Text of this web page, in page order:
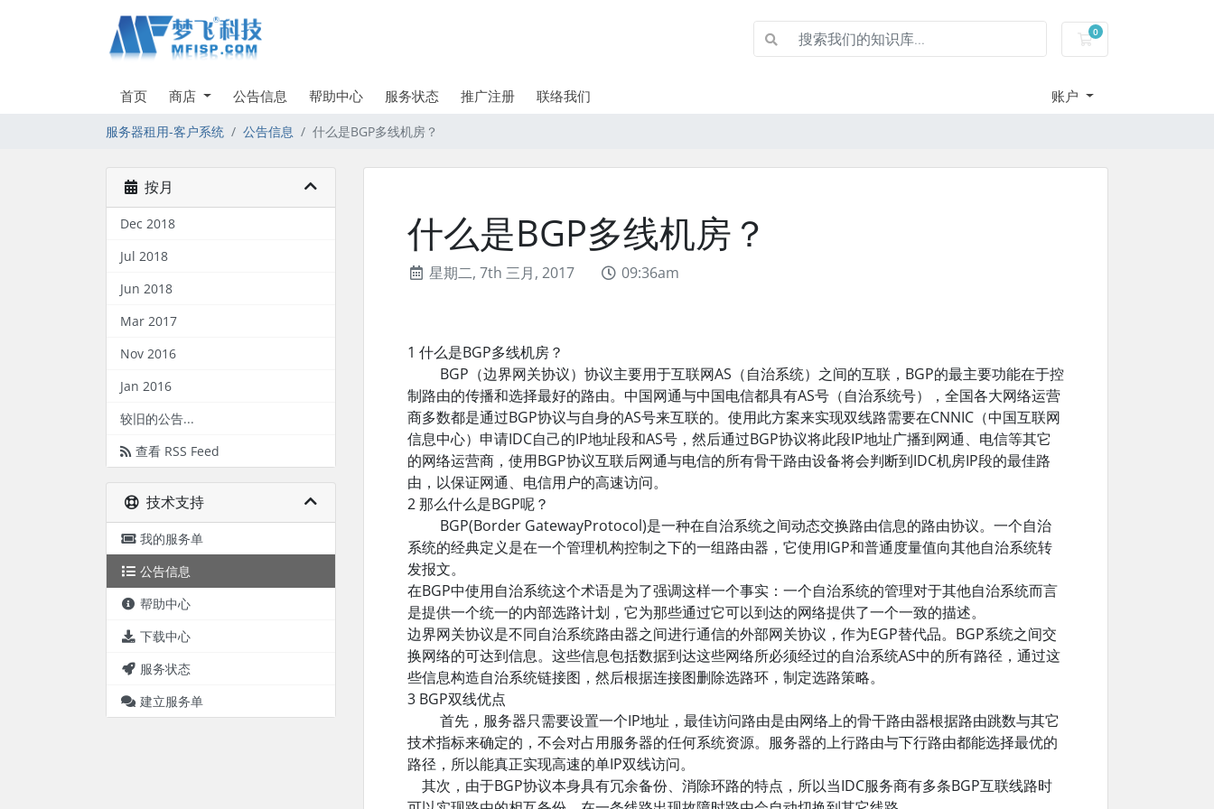
0
服务器租用-购物车
首页 商店 公告信息 帮助中心 服务状态 推广注册 联络我们 账户
服务器租用-客户系统 公告信息 什么是BGP多线机房？
按月
Dec 2018
Jul 2018
Jun 2018
Mar 2017
Nov 2016
Jan 2016
较旧的公告...
查看 RSS Feed
技术支持
我的服务单
公告信息
帮助中心
下载中心
服务状态
建立服务单
什么是BGP多线机房？
星期二, 7th 三月, 2017 09:36am
1 什么是BGP多线机房？
BGP（边界网关协议）协议主要用于互联网AS（自治系统）之间的互联，BGP的最主要功能在于控
制路由的传播和选择最好的路由。中国网通与中国电信都具有AS号（自治系统号），全国各大网络运营
商多数都是通过BGP协议与自身的AS号来互联的。使用此方案来实现双线路需要在CNNIC（中国互联网
信息中心）申请IDC自己的IP地址段和AS号，然后通过BGP协议将此段IP地址广播到网通、电信等其它
的网络运营商，使用BGP协议互联后网通与电信的所有骨干路由设备将会判断到IDC机房IP段的最佳路
由，以保证网通、电信用户的高速访问。
2 那么什么是BGP呢？
BGP(Border GatewayProtocol)是一种在自治系统之间动态交换路由信息的路由协议。一个自治
系统的经典定义是在一个管理机构控制之下的一组路由器，它使用IGP和普通度量值向其他自治系统转
发报文。
在BGP中使用自治系统这个术语是为了强调这样一个事实：一个自治系统的管理对于其他自治系统而言
是提供一个统一的内部选路计划，它为那些通过它可以到达的网络提供了一个一致的描述。
边界网关协议是不同自治系统路由器之间进行通信的外部网关协议，作为EGP替代品。BGP系统之间交
换网络的可达到信息。这些信息包括数据到达这些网络所必须经过的自治系统AS中的所有路径，通过这
些信息构造自治系统链接图，然后根据连接图删除选路环，制定选路策略。
3 BGP双线优点
首先，服务器只需要设置一个IP地址，最佳访问路由是由网络上的骨干路由器根据路由跳数与其它
技术指标来确定的，不会对占用服务器的任何系统资源。服务器的上行路由与下行路由都能选择最优的
路径，所以能真正实现高速的单IP双线访问。
其次，由于BGP协议本身具有冗余备份、消除环路的特点，所以当IDC服务商有多条BGP互联线路时